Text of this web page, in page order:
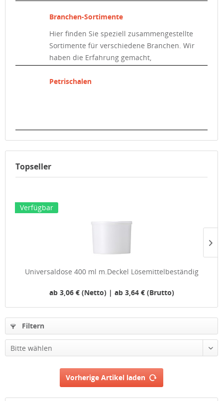
Branchen-Sortimente
Hier finden Sie speziell zusammengestellte
Sortimente für verschiedene Branchen. Wir
haben die Erfahrung gemacht,
unterschiedlichen Kategorien und teilweise
erleichtern soll.
Petrischalen
Topseller
Verfügbar
Universaldose 400 ml m.Deckel Lösemittelbeständig
ab 3,06 € (Netto) | ab 3,64 € (Brutto)
Filtern
Vorherige Artikel laden